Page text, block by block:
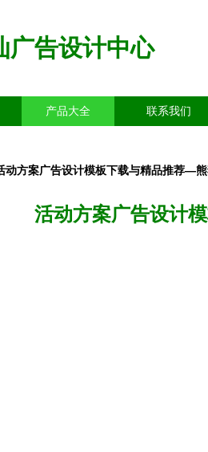
广告设计中心
产品大全 联系我们
动方案广告设计模板下载与精品推荐—
活动方案广告设计